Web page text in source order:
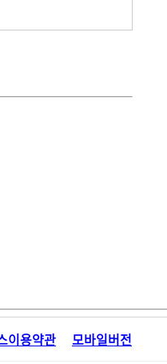
이용약관 모바일버전